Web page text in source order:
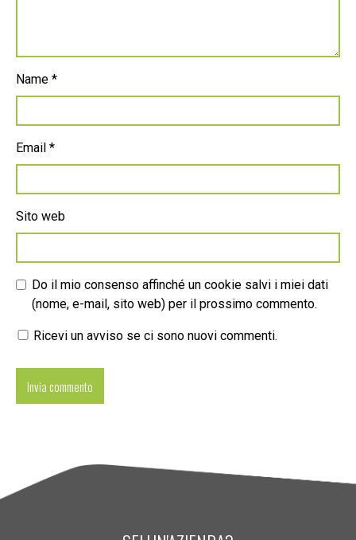
Name *
Email *
Sito web
Do il mio consenso affinché un cookie salvi i miei dati
(nome, e-mail, sito web) per il prossimo commento.
Ricevi un avviso se ci sono nuovi commenti.